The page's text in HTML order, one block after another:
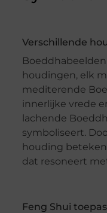
Verschillende
houdingen, elk
mediterende
innerlijke vrede
lachende
symboliseert.
houding
dat resoneert
Feng Shui